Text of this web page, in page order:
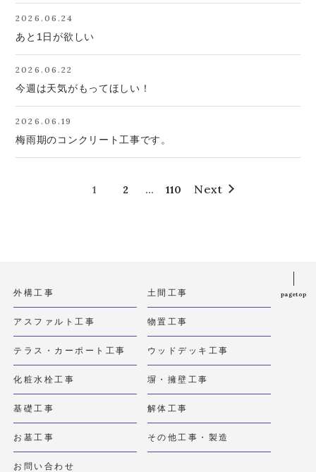
2026.06.24
あと1日が欲しい
2026.06.22
今週は天気がもってほしい！
2026.06.19
梅雨期のコンクリート工事です。
1 2 … 110 Next
外構工事 土間工事
アスファルト工事 物置工事
テラス・カーポート工事 ウッドデッキ工事
化粧水栓工事 塀・擁壁工事
基礎工事 解体工事
お墓工事 その他工事・製造
お問い合わせ
pagetop